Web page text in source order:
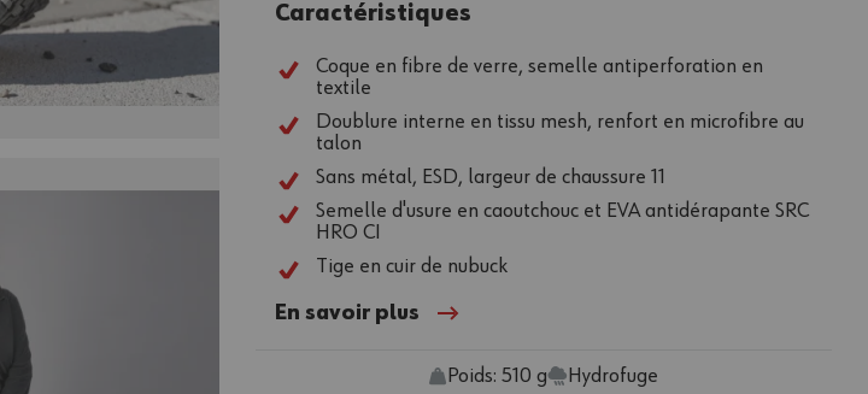
Caractéristiques
Coque en fibre de verre, semelle antiperforation en
textile
Doublure interne en tissu mesh, renfort en microfibre au
talon
Sans métal, ESD, largeur de chaussure 11
Semelle d'usure en caoutchouc et EVA antidérapante SRC
HRO CI
Tige en cuir de nubuck
En savoir plus
Poids: 510 g Hydrofuge